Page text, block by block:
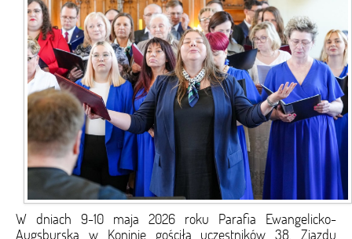
W dniach 9-10 maja 2026 roku Parafia Ewangelicko-
Augsburska w Koninie gościła uczestników 38. Zjazdu